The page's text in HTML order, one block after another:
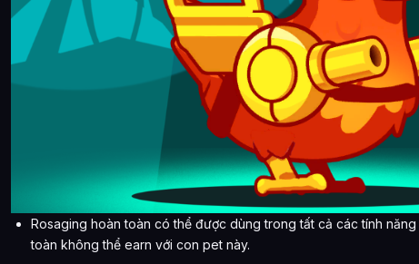
Rosaging hoàn toàn có thể được dùng trong tất cả các tính
toàn không thể earn với con pet này.